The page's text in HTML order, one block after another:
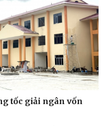
Podcast
tốc giải ngân vốn